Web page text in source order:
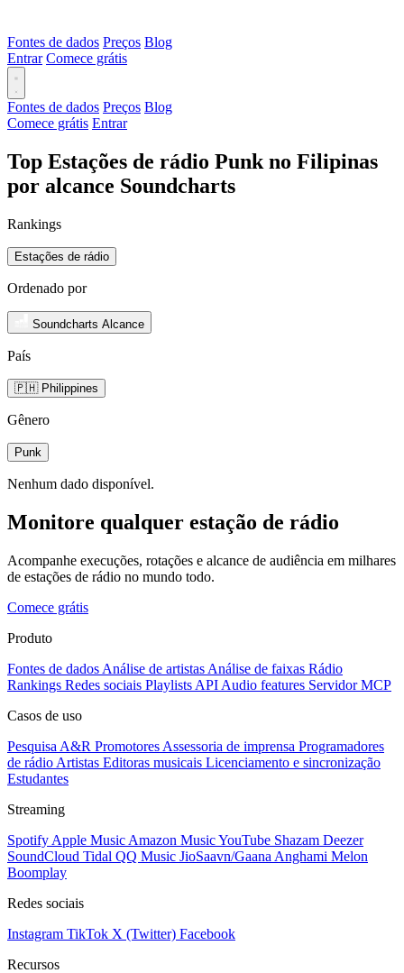
Fontes de dados Preços Blog
Entrar Comece grátis
Fontes de dados Preços Blog
Comece grátis Entrar
Top Estações de rádio Punk no Filipinas
por alcance Soundcharts
Rankings
Estações de rádio
Ordenado por
Soundcharts Alcance
País
🇵🇭 Philippines
Gênero
Punk
Nenhum dado disponível.
Monitore qualquer estação de rádio
Acompanhe execuções, rotações e alcance de audiência em milhares
de estações de rádio no mundo todo.
Comece grátis
Produto
Fontes de dados Análise de artistas Análise de faixas Rádio
Rankings Redes sociais Playlists API Audio features Servidor MCP
Casos de uso
Pesquisa A&R Promotores Assessoria de imprensa Programadores
de rádio Artistas Editoras musicais Licenciamento e sincronização
Estudantes
Streaming
Spotify Apple Music Amazon MusicYouTube Shazam Deezer
SoundCloud Tidal QQ Music JioSaavn/Gaana Anghami Melon
Boomplay
Redes sociais
Instagram TikTok X (Twitter) Facebook
Recursos